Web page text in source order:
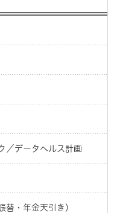
／データヘルス計画
替・年金天引き）